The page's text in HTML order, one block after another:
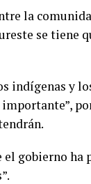
la
se tiene
indígenas y
gobierno ha